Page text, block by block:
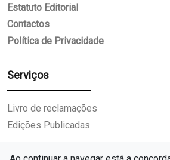
Estatuto Editorial
Contactos
Política de Privacidade
Serviços
Livro de reclamações
Edições Publicadas